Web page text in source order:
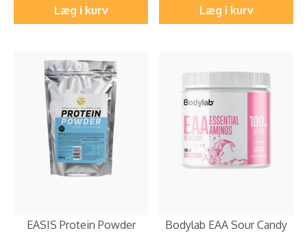
Læg i kurv Læg i kurv
EASIS Protein Powder
Bodylab EAA Sour Candy